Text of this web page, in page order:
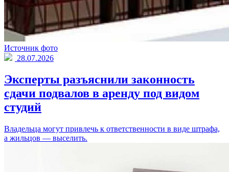
Источник фото
28.07.2026
Эксперты разъяснили законность
сдачи подвалов в аренду под видом
студий
Владельца могут привлечь к ответственности в виде штрафа,
а жильцов — выселить.